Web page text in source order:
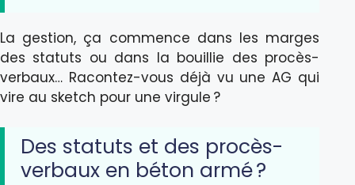
La gestion, ça commence dans les marges
des statuts ou dans la bouillie des procès-
verbaux… Racontez-vous déjà vu une AG qui
vire au sketch pour une virgule ?
Des statuts et des procès-
verbaux en béton armé ?